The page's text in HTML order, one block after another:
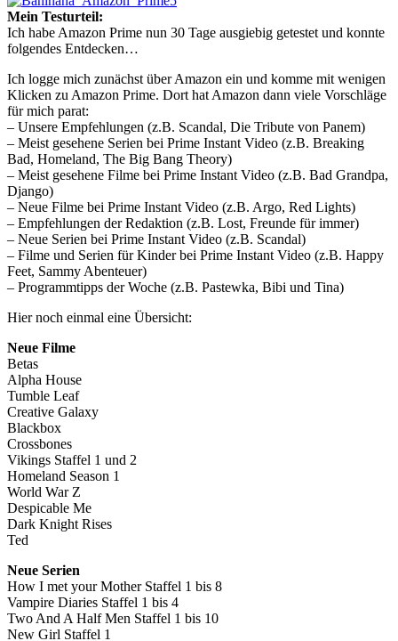
Mein Testurteil:
Ich habe Amazon Prime nun 30 Tage ausgiebig getestet und konnte
folgendes Entdecken…
Ich logge mich zunächst über Amazon ein und komme mit wenigen
Klicken zu Amazon Prime. Dort hat Amazon dann viele Vorschläge
für mich parat:
– Unsere Empfehlungen (z.B. Scandal, Die Tribute von Panem)
– Meist gesehene Serien bei Prime Instant Video (z.B. Breaking
Bad, Homeland, The Big Bang Theory)
– Meist gesehene Filme bei Prime Instant Video (z.B. Bad Grandpa,
Django)
– Neue Filme bei Prime Instant Video (z.B. Argo, Red Lights)
– Empfehlungen der Redaktion (z.B. Lost, Freunde für immer)
– Neue Serien bei Prime Instant Video (z.B. Scandal)
– Filme und Serien für Kinder bei Prime Instant Video (z.B. Happy
Feet, Sammy Abenteuer)
– Programmtipps der Woche (z.B. Pastewka, Bibi und Tina)
Hier noch einmal eine Übersicht:
Neue Filme
Betas
Alpha House
Tumble Leaf
Creative Galaxy
Blackbox
Crossbones
Vikings Staffel 1 und 2
Homeland Season 1
World War Z
Despicable Me
Dark Knight Rises
Ted
Neue Serien
How I met your Mother Staffel 1 bis 8
Vampire Diaries Staffel 1 bis 4
Two And A Half Men Staffel 1 bis 10
New Girl Staffel 1